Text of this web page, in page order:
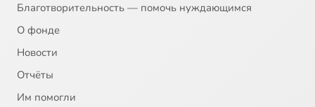
21
23 ПОВЕСТЬ О ФРОЛЕ СКОБЕЕВЕ
Благотворительность — помочь нуждающимся
О фонде
Новости
Отчёты
Им помогли